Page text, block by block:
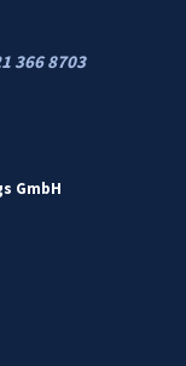
366 8703
GmbH